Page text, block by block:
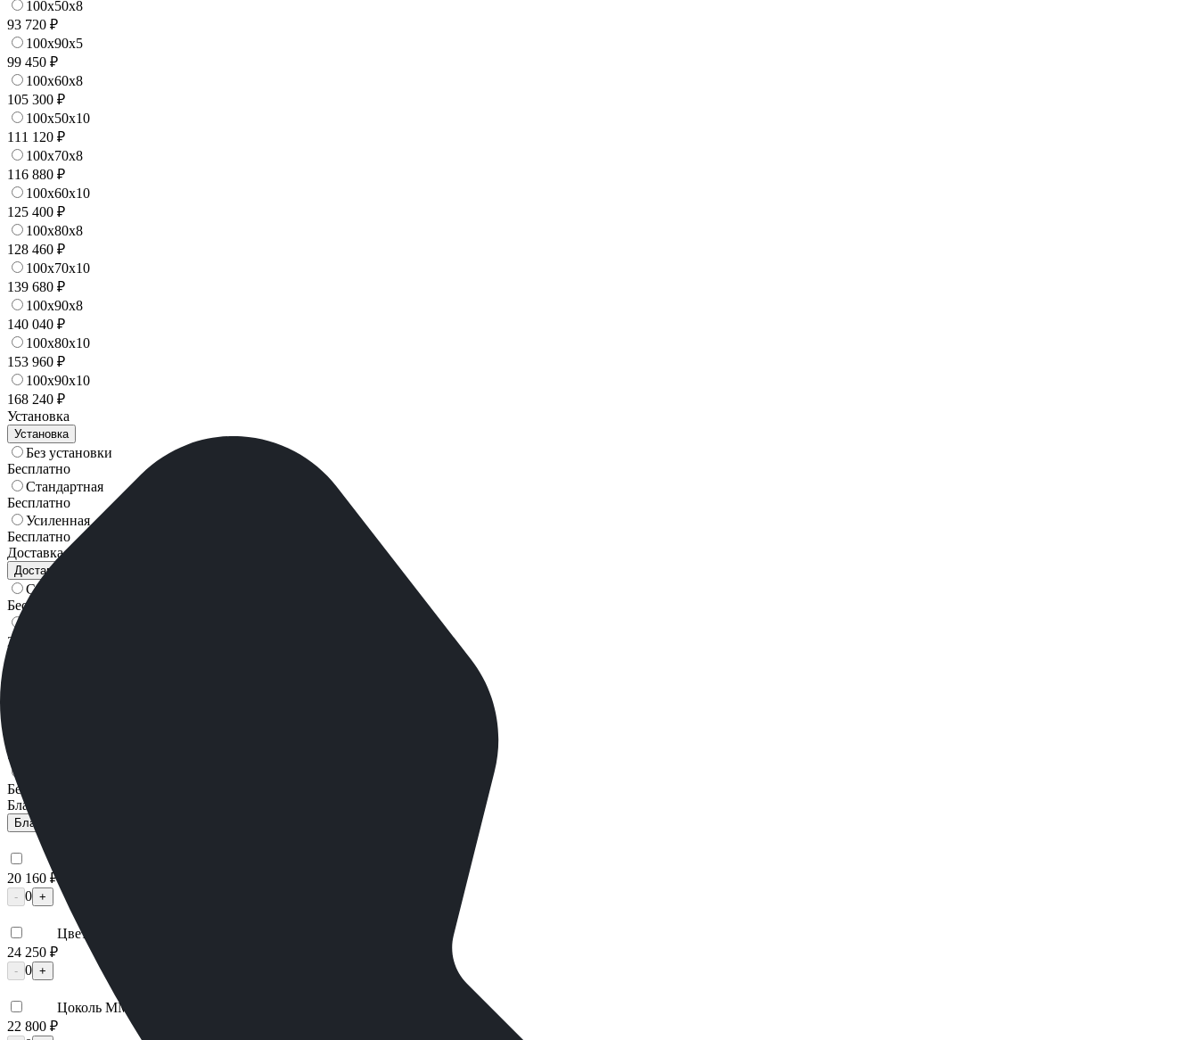
100x50x8
93 720 ₽
100x90x5
99 450 ₽
100x60x8
105 300 ₽
100x50x10
111 120 ₽
100x70x8
116 880 ₽
100x60x10
125 400 ₽
100x80x8
128 460 ₽
100x70x10
139 680 ₽
100x90x8
140 040 ₽
100x80x10
153 960 ₽
100x90x10
168 240 ₽
Установка
Установка
Без установки
Бесплатно
Стандартная
Бесплатно
Усиленная
Бесплатно
Доставка
Доставка
Самовывоз
Бесплатно
2 250 ₽
5 250 ₽
Бесплатно
Благоустройство
Благоустройство
20 160 ₽
- 0 +
Цветник ММ5150
24 250 ₽
- 0 +
Цоколь ММ5395
22 800 ₽